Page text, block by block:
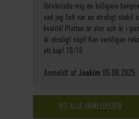
förväntade mig en billigare
vad jag fick var en otroligt stabil
kvalité! Plattan är stor och är i
är otroligt nöjd! Kan verkligen
ett kap! 10/10
Anmeldt af Joakim Tilføjet
05.08.2025
VIS ALLE ANMELDELSER